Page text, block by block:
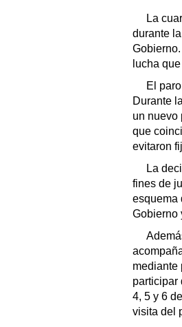
La
durante
lucha
El
Durante
un nuevo
que
evitaron
La
fines de
esquema
Gobierno
mediante
participar
4, 5 y 6
visita del